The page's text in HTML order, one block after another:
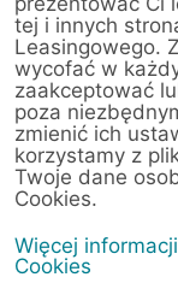
ST Motors Grupa
< Powrót do
ST
PGD Sp.
(ul.
Krasnobrodzka
tej i innych
Leasingowego.
wycofać w
zaakceptować
poza
zmienić ich
korzystamy z
Twoje dane
Cookies.
Więcej
Cookies